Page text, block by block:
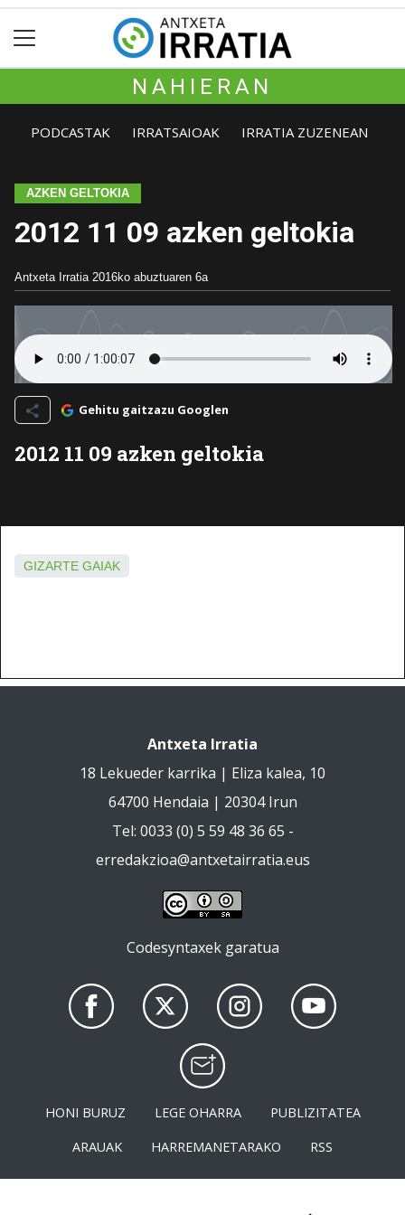
NAHIERAN
PODCASTAK IRRATSAIOAK IRRATIA ZUZENEAN
AZKEN GELTOKIA
2012 11 09 azken geltokia
Antxeta Irratia 2016ko abuztuaren 6a
Gehitu gaitzazu Googlen
2012 11 09 azken geltokia
GIZARTE GAIAK
Antxeta Irratia
18 Lekueder karrika | Eliza kalea, 10
64700 Hendaia | 20304 Irun
Tel: 0033 (0) 5 59 48 36 65 -
erredakzioa@antxetairratia.eus
Codesyntaxek garatua
HONI BURUZ LEGE OHARRA
PUBLIZITATEA
ARAUAK
HARREMANETARAKO RSS